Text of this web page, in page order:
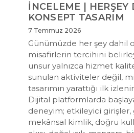
İNCELEME | HERŞEY
KONSEPT TASARIM
7 Temmuz 2026
Günümüzde her şey dahil
misafirlerin tercihini
unsur yalnızca hizmet
sunulan aktiviteler değil,
tasarımın yarattığı ilk
Dijital platformlarda
deneyim; etkileyici girişler,
mekânsal kimlik, doğru